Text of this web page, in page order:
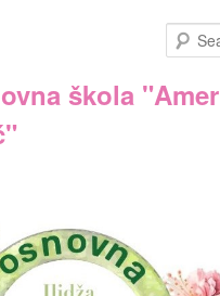
škola "Amer